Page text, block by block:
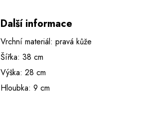
Další informace
Vrchní materiál: pravá kůže
Šířka: 38 cm
Výška: 28 cm
Hloubka: 9 cm